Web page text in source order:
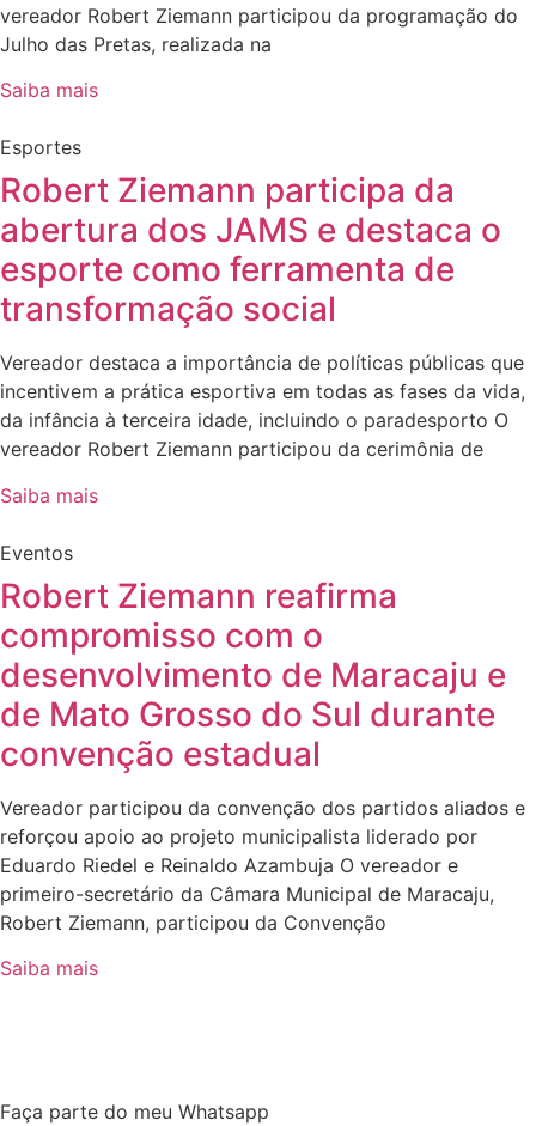
vereador Robert Ziemann participou da programação do
Julho das Pretas, realizada na
Saiba mais
Esportes
Robert Ziemann participa da
abertura dos JAMS e destaca o
esporte como ferramenta de
transformação social
Vereador destaca a importância de políticas públicas que
incentivem a prática esportiva em todas as fases da vida,
da infância à terceira idade, incluindo o paradesporto O
vereador Robert Ziemann participou da cerimônia de
Saiba mais
Eventos
Robert Ziemann reafirma
compromisso com o
desenvolvimento de Maracaju e
de Mato Grosso do Sul durante
convenção estadual
Vereador participou da convenção dos partidos aliados e
reforçou apoio ao projeto municipalista liderado por
Eduardo Riedel e Reinaldo Azambuja O vereador e
primeiro-secretário da Câmara Municipal de Maracaju,
Robert Ziemann, participou da Convenção
Saiba mais
Faça parte do meu Whatsapp